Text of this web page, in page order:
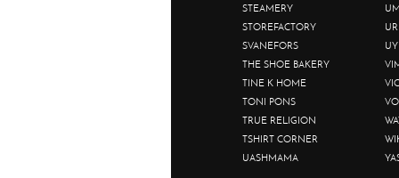
STEAMERY
STOREFACTORY
SVANEFORS
THE SHOE BAKERY
TINE K HOME
TONI PONS
TRUE RELIGION
TSHIRT CORNER
UASHMAMA